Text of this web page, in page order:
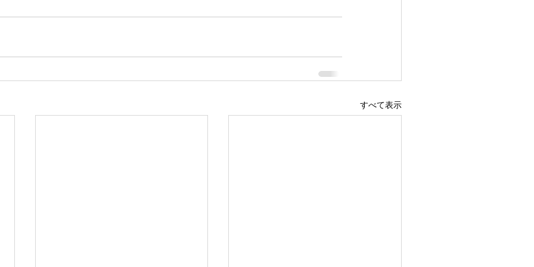
すべて表示